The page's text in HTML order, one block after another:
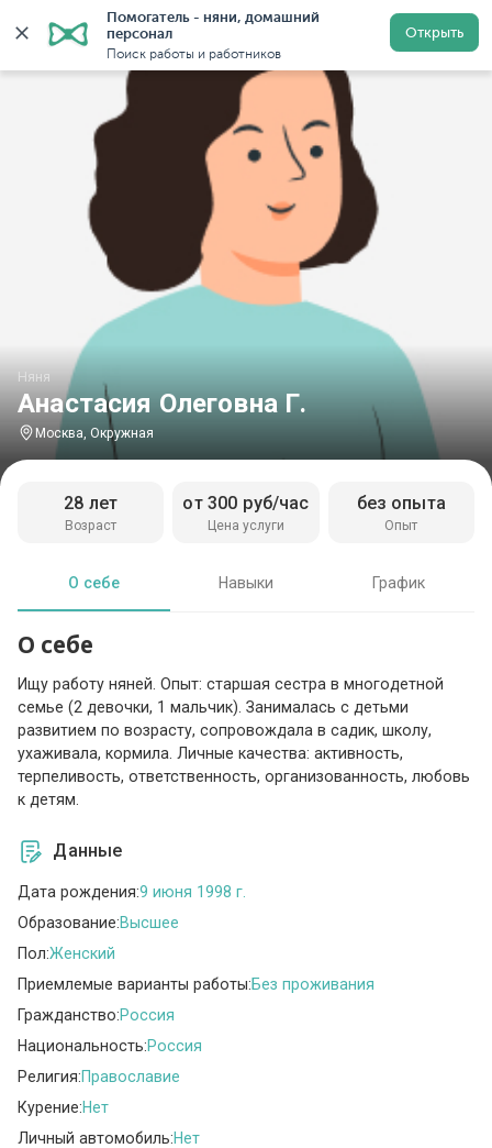
Помогатель - няни, домашний
персонал
Поиск работы и работников
Открыть
Главная Няни Няни в Москве Няни у метро
Анастасия Олеговна Г.
Няня
Москва, Окружная
Возраст
28 лет
Цена услуги
от 300 руб/час
Опыт
без опыта
О себе Навыки График
О себе
Ищу работу няней. Опыт: старшая сестра в многодетной
семье (2 девочки, 1 мальчик). Занималась с детьми
развитием по возрасту, сопровождала в садик, школу,
ухаживала, кормила. Личные качества: активность,
терпеливость, ответственность, организованность, любовь
к детям.
Данные
Дата рождения:9 июня 1998 г.
Образование:Высшее
Пол:Женский
Приемлемые варианты работы:Без проживания
Гражданство:Россия
Национальность:Россия
Религия:Православие
Курение:Нет
Личный автомобиль:Нет